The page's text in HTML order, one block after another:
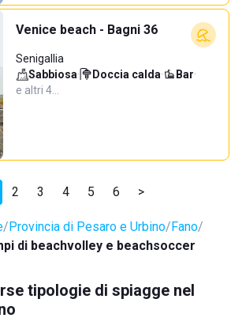
Venice beach - Bagni 36
Senigallia
Sabbiosa· Doccia calda· Bar·
e altri 4…
2 3 4 5 6 >
Provincia di Pesaro e Urbino Fano
di beachvolley e beachsoccer
tipologie di spiagge nel